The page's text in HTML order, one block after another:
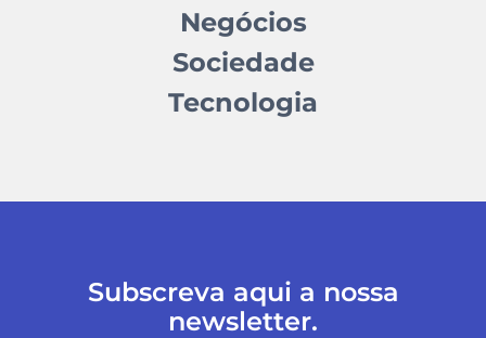
Negócios
Sociedade
Tecnologia
Subscreva aqui a nossa
newsletter.